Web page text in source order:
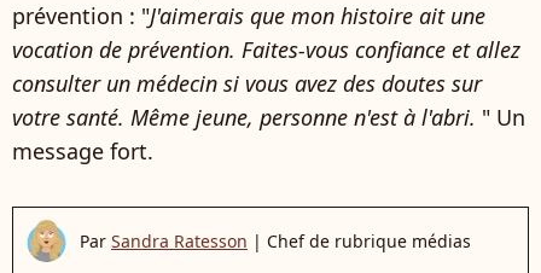
prévention : "J'aimerais que mon histoire ait une
vocation de prévention. Faites-vous confiance et allez
consulter un médecin si vous avez des doutes sur
votre santé. Même jeune, personne n'est à l'abri. " Un
message fort.
Par Sandra Ratesson | Chef de rubrique médias